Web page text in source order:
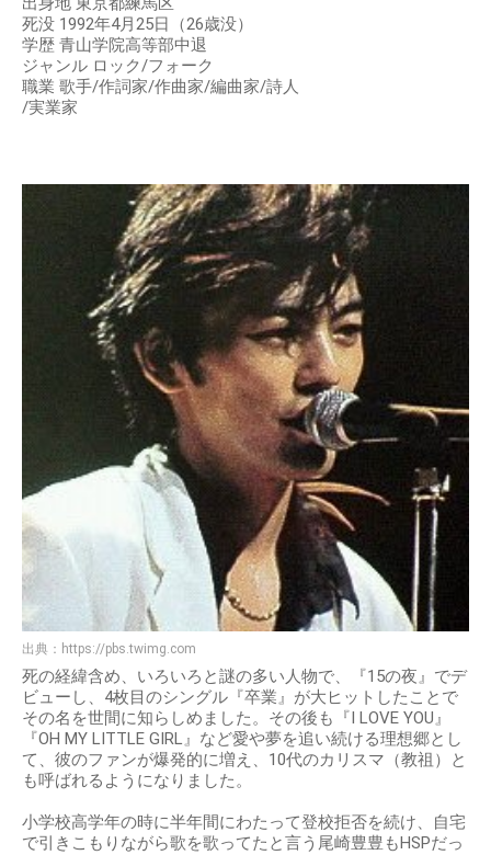
死没 1992年4月25日（26歳没）
学歴 青山学院高等部中退
ジャンル ロック/フォーク
職業 歌手/作詞家/作曲家/編曲家/詩人
/実業家
出典： https://pbs.twimg.com
死の経緯含め、いろいろと謎の多い人物で、『15の夜』でデ
ビューし、4枚目のシングル『卒業』が大ヒットしたことで
その名を世間に知らしめました。その後も『I LOVE YOU』
『OH MY LITTLE GIRL』など愛や夢を追い続ける理想郷とし
て、彼のファンが爆発的に増え、10代のカリスマ（教祖）と
も呼ばれるようになりました。
小学校高学年の時に半年間にわたって登校拒否を続け、自宅
で引きこもりながら歌を歌ってたと言う尾崎豊豊もHSPだっ